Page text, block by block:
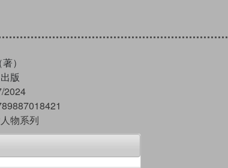
）
版
2024
物系列